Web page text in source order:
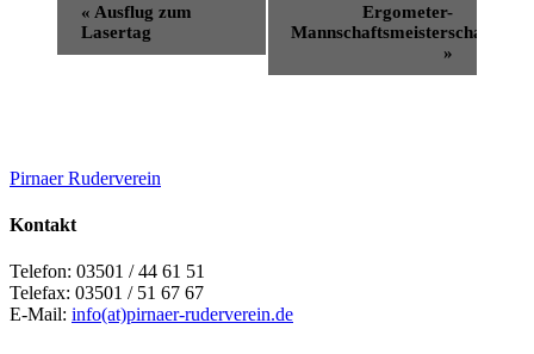
« Ausflug zum
Lasertag
Ergometer-
Mannschaftsmeisterschaft
»
Back
Top
Pirnaer Ruderverein
Kontakt
Telefon: 03501 / 44 61 51
Telefax: 03501 / 51 67 67
E-Mail: info(at)pirnaer-ruderverein.de